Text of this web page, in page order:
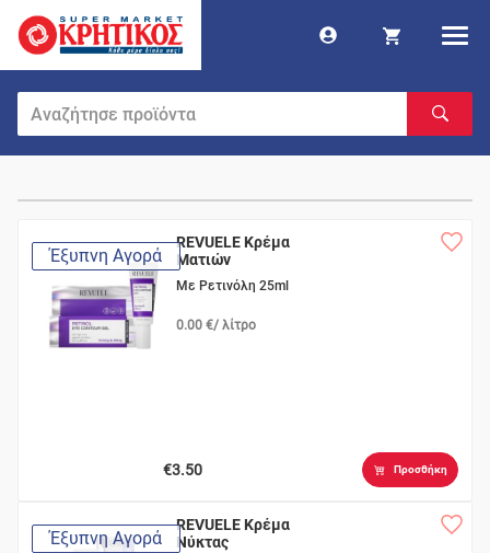
Έξυπνη Αγορά
REVUELE Κρέμα
Ματιών
Με Ρετινόλη 25ml
0.00 €/ λίτρο
€3.50 Προσθήκη
Έξυπνη Αγορά
REVUELE Κρέμα
Νύκτας